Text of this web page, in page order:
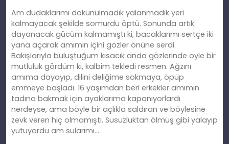
Am dudaklarımı dokunulmadık yalanmadık yeri
kalmayacak şekilde somurdu öptü. Sonunda artık
dayanacak gücüm kalmamıştı ki, bacaklarımı sertçe iki
yana açarak amımın içini gözler önüne serdi.
Bakışlarıyla buluştuğum kısacık anda gözlerinde öyle bir
mutluluk gördüm ki, kalbim tekledi resmen. Ağzını
amıma dayayıp, dilini deliğime sokmaya, öpüp
emmeye başladı. 16 yaşımdan beri erkekler amımın
tadına bakmak için ayaklarıma kapanıyorlardı
nerdeyse, ama böyle bir açlıkla saldıran ve böylesine
zevk veren hiç olmamıştı. Susuzluktan ölmüş gibi yalayıp
yutuyordu am sularımı…